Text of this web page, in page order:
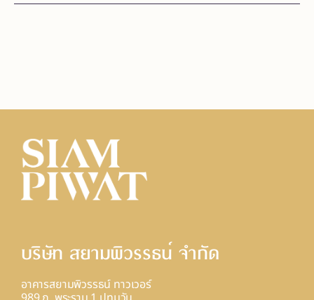
บริษัท สยามพิวรรธน์ จํากัด
อาคารสยามพิวรรธน์ ทาวเวอร์